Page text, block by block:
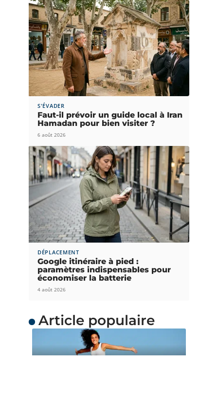
S'ÉVADER
Faut-il prévoir un guide local à Iran
Hamadan pour bien visiter ?
6 août 2026
DÉPLACEMENT
Google itinéraire à pied :
paramètres indispensables pour
économiser la batterie
4 août 2026
Article populaire